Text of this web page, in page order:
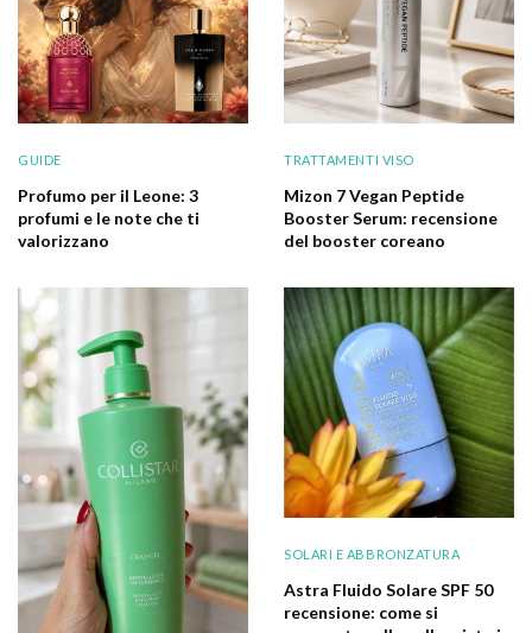
GUIDE
Profumo per il Leone: 3
profumi e le note che ti
valorizzano
TRATTAMENTI VISO
Mizon 7 Vegan Peptide
Booster Serum: recensione
del booster coreano
SOLARI E ABBRONZATURA
Astra Fluido Solare SPF 50
recensione: come si